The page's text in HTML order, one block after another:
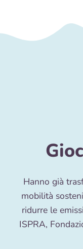
Hanno già
mobilità
ridurre le
ISPRA,